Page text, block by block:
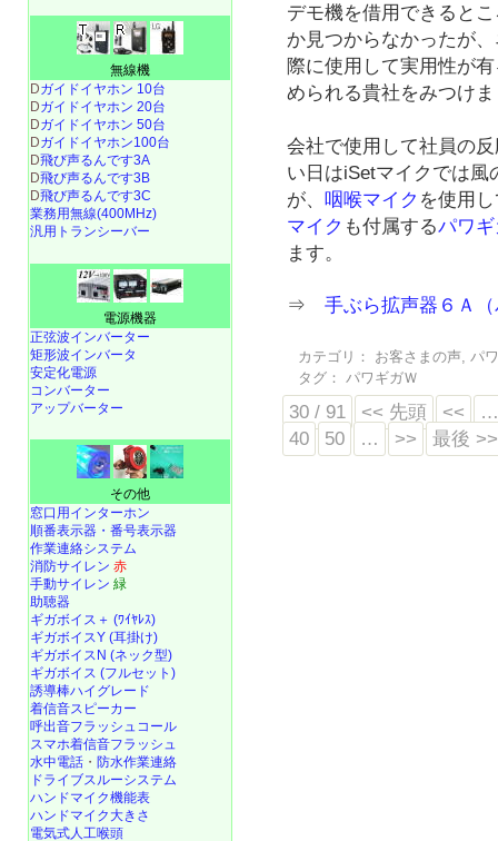
デモ機を借用できると
か見つからなかったが
際に使用して実用性が
められる貴社をみつけ
会社で使用して社員の
い日はiSetマイクでは
が、 咽喉マイク を使用
マイク も付属するパワ
ます。
⇒手ぶら拡声器６Ａ
カテゴリ： お客さまの声,パ
タグ：
パワギガＷ
30 / 91 << 先頭 <<
40
50 … >> 最後 >>
無線機
Dガイドイヤホン 10台
Dガイドイヤホン 20台
Dガイドイヤホン 50台
Dガイドイヤホン100台
D飛び声るんです3A
D飛び声るんです3B
D飛び声るんです3C
業務用無線(400MHz)
汎用トランシーバー
電源機器
正弦波インバーター
矩形波インバータ
安定化電源
コンバーター
アップバーター
その他
窓口用インターホン
順番表示器・番号表示器
作業連絡システム
消防サイレン 赤
手動サイレン 緑
助聴器
ギガボイス＋ (ﾜｲﾔﾚｽ)
ギガボイスY (耳掛け)
ギガボイスN (ネック型)
ギガボイス (フルセット)
誘導棒ハイグレード
着信音スピーカー
呼出音フラッシュコール
スマホ着信音フラッシュ
水中電話 ・ 防水作業連絡
ドライブスルーシステム
ハンドマイク機能表
ハンドマイク大きさ
電気式人工喉頭